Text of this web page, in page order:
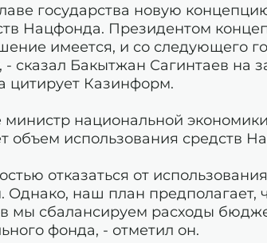
государства новую
Нацфонда. Президентом
имеется, и со следующего
- сказал Бакытжан Сагинтаев
цитирует Казинформ.
министр национальной
объем использования средств
отказаться от
наш план предполагает,
мы сбалансируем расходы
фонда, - отметил он.